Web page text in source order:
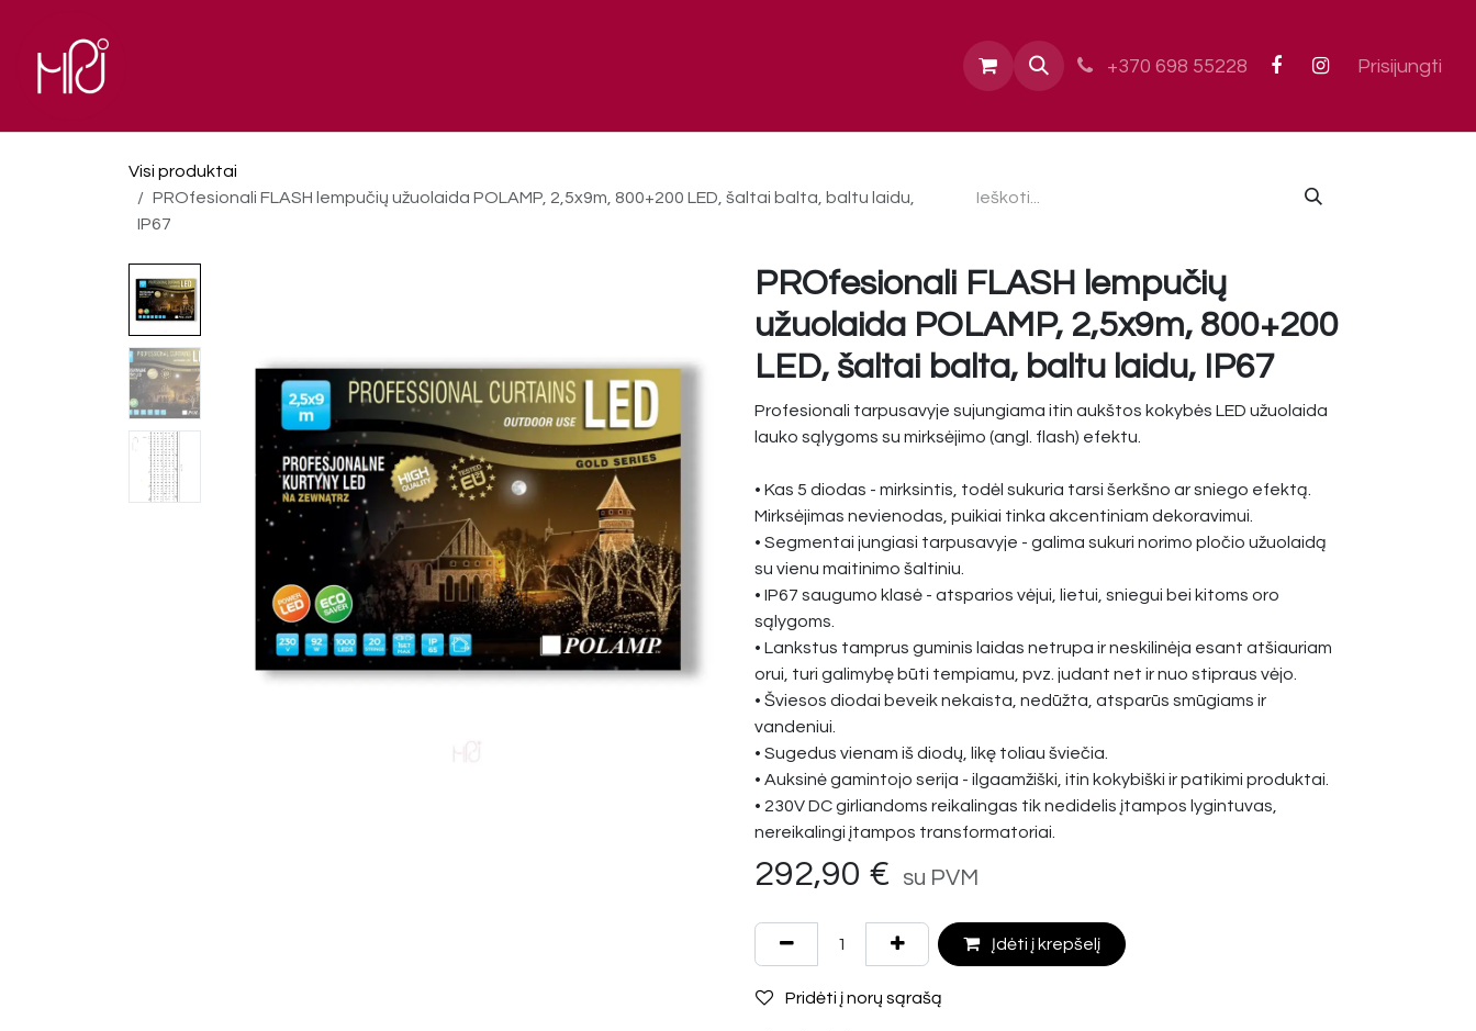
Kontaktai +370 698 55228 Prisijungti
Visi produktai
PROfesionali FLASH lempučių užuolaida POLAMP, 2,5x9m, 800+200 LED, šaltai balta, baltu laidu,
IP67
PROfesionali FLASH lempučių
užuolaida POLAMP, 2,5x9m, 800+200
LED, šaltai balta, baltu laidu, IP67
Profesionali tarpusavyje sujungiama itin aukštos kokybės LED užuolaida
lauko sąlygoms su mirksėjimo (angl. flash) efektu.
• Kas 5 diodas - mirksintis, todėl sukuria tarsi šerkšno ar sniego efektą.
Mirksėjimas nevienodas, puikiai tinka akcentiniam dekoravimui.
• Segmentai jungiasi tarpusavyje - galima sukuri norimo pločio užuolaidą
su vienu maitinimo šaltiniu.
• IP67 saugumo klasė - atsparios vėjui, lietui, sniegui bei kitoms oro
sąlygoms.
• Lankstus tamprus guminis laidas netrupa ir neskilinėja esant atšiauriam
orui, turi galimybę būti tempiamu, pvz. judant net ir nuo stipraus vėjo.
• Šviesos diodai beveik nekaista, nedūžta, atsparūs smūgiams ir
vandeniui.
• Sugedus vienam iš diodų, likę toliau šviečia.
• Auksinė gamintojo serija - ilgaamžiški, itin kokybiški ir patikimi produktai.
• 230V DC girliandoms reikalingas tik nedidelis įtampos lygintuvas,
nereikalingi įtampos transformatoriai.
292,90 € su PVM
Įdėti į krepšelį
Pridėti į norų sąrašą